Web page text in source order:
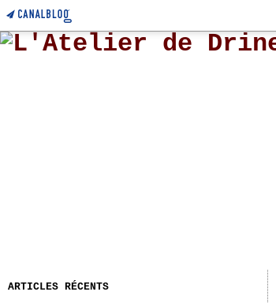
ARTICLES RÉCENTS